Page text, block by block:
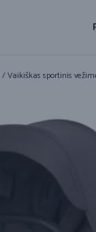
/ Vaikiškas sportinis